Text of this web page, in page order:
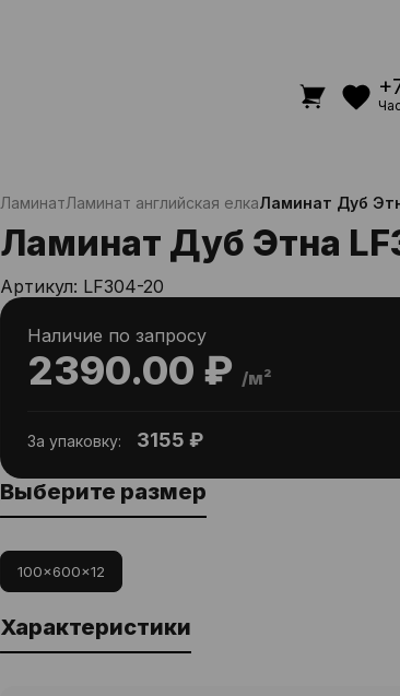
ЛаминатЛаминат английская елкаЛаминат Дуб
Ламинат Дуб Этна
Артикул: LF304-20
2390.00 ₽ /м²
Наличие по запросу
За упаковку: 3155 ₽
Выберите размер
100x600x12
Характеристики